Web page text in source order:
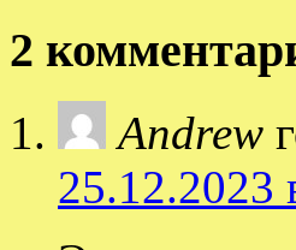
2
Andrew
25.12.2023